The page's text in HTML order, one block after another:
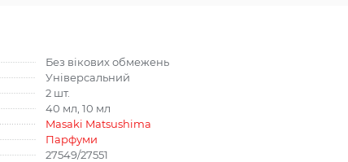
Без вікових обмежень
Універсальний
2 шт.
40 мл, 10 мл
Masaki Matsushima
Парфуми
27549/27551